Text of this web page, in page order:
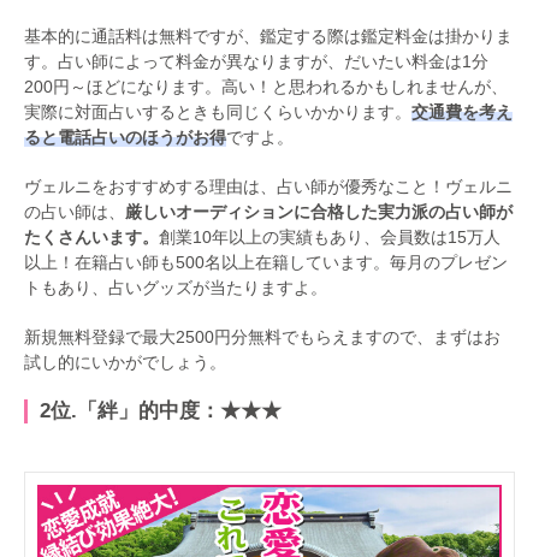
基本的に通話料は無料ですが、鑑定する際は鑑定料金は掛かりま
す。占い師によって料金が異なりますが、だいたい料金は1分
200円～ほどになります。高い！と思われるかもしれませんが、
実際に対面占いするときも同じくらいかかります。 交通費を考え
ると電話占いのほうがお得ですよ。
ヴェルニをおすすめする理由は、占い師が優秀なこと！ヴェルニ
の占い師は、 厳しいオーディションに合格した実力派の占い師が
たくさんいます。 創業10年以上の実績もあり、会員数は15万人
以上！在籍占い師も500名以上在籍しています。毎月のプレゼン
トもあり、占いグッズが当たりますよ。
新規無料登録で最大2500円分無料でもらえますので、まずはお
試し的にいかがでしょう。
2位.「絆」的中度：★★★